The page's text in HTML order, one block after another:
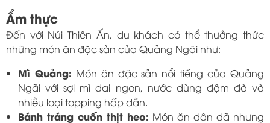
Ẩm thực
Đến với Núi Thiên Ấn, du khách có thể thưởng thức
những món ăn đặc sản của Quảng Ngãi như:
Mì Quảng: Món ăn đặc sản nổi tiếng của Quảng
Ngãi với sợi mì dai ngon, nước dùng đậm đà và
nhiều loại topping hấp dẫn.
Bánh tráng cuốn thịt heo: Món ăn dân dã nhưng